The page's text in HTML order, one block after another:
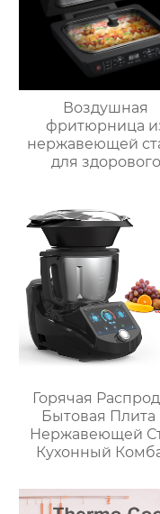
Воздушная
фритюрница
нержавеющей
для здорового
содержанием
электрическая
воздушная
фритюрница
духовка
фритюрница
Горячая
Бытовая Плита
Нержавеющей
Кухонный
Кухонный
Робот De